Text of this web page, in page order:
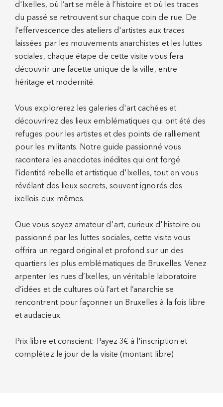
d'Ixelles, où l’art se mêle à l’histoire et où les traces
du passé se retrouvent sur chaque coin de rue. De
l’effervescence des ateliers d'artistes aux traces
laissées par les mouvements anarchistes et les luttes
sociales, chaque étape de cette visite vous fera
découvrir une facette unique de la ville, entre
héritage et modernité.
Vous explorerez les galeries d'art cachées et
découvrirez des lieux emblématiques qui ont été des
refuges pour les artistes et des points de ralliement
pour les militants. Notre guide passionné vous
racontera les anecdotes inédites qui ont forgé
l’identité rebelle et artistique d'Ixelles, tout en vous
révélant des lieux secrets, souvent ignorés des
ixellois eux-mêmes.
Que vous soyez amateur d'art, curieux d'histoire ou
passionné par les luttes sociales, cette visite vous
offrira un regard original et profond sur un des
quartiers les plus emblématiques de Bruxelles. Venez
arpenter les rues d’Ixelles, un véritable laboratoire
d’idées et de cultures où l’art et l’anarchie se
rencontrent pour façonner un Bruxelles à la fois libre
et audacieux.
Prix libre et conscient: Payez 3€ à l'inscription et
complétez le jour de la visite (montant libre)